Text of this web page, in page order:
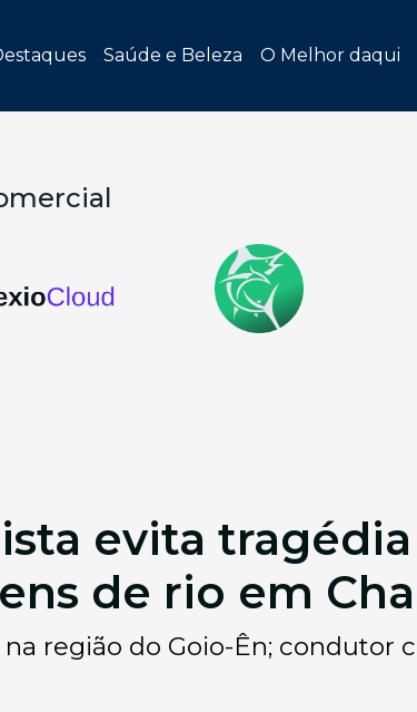
Saúde e Beleza O Melhor daqui
evita
de rio em
região do Goio-Ên; condutor